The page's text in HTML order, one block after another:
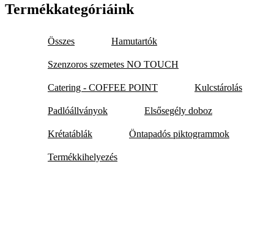
Termékkategóriáink
Összes Hamutartók
Szenzoros szemetes NO TOUCH
Catering - COFFEE POINT Kulcstárolás
Padlóállványok Elsősegély doboz
Krétatáblák Öntapadós piktogrammok
Termékkihelyezés